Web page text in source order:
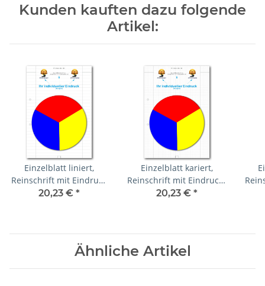
Kunden kauften dazu folgende
Artikel:
Einzelblatt liniert,
Reinschrift mit Eindruck
in Farbe, 1 Pack zu 100
20,23 € *
Einzelblatt kariert,
Reinschrift mit Eindruck-
Farbe, 1 Pack zu 100
20,23 € *
Ähnliche Artikel